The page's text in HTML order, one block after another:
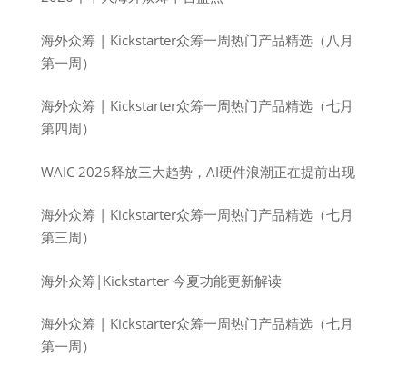
海外众筹 | Kickstarter众筹一周热门产品精选（八月
第一周）
海外众筹 | Kickstarter众筹一周热门产品精选（七月
第四周）
WAIC 2026释放三大趋势，AI硬件浪潮正在提前出现
海外众筹 | Kickstarter众筹一周热门产品精选（七月
第三周）
海外众筹|Kickstarter 今夏功能更新解读
海外众筹 | Kickstarter众筹一周热门产品精选（七月
第一周）